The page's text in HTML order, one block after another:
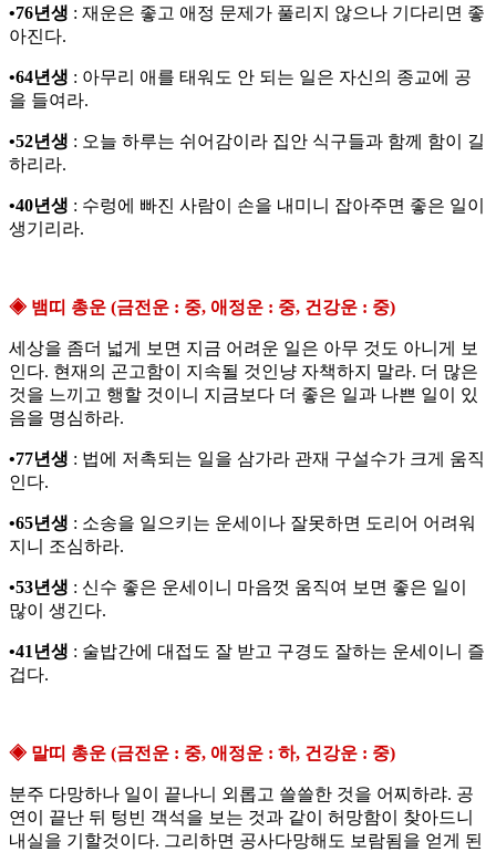
•76년생 : 재운은 좋고 애정 문제가 풀리지 않으나 기다리면 좋
아진다.
•64년생 : 아무리 애를 태워도 안 되는 일은 자신의 종교에 공
을 들여라.
•52년생 : 오늘 하루는 쉬어감이라 집안 식구들과 함께 함이 길
하리라.
•40년생 : 수렁에 빠진 사람이 손을 내미니 잡아주면 좋은 일이
생기리라.
◈ 뱀띠 총운 (금전운 : 중, 애정운 : 중, 건강운 : 중)
세상을 좀더 넓게 보면 지금 어려운 일은 아무 것도 아니게 보
인다. 현재의 곤고함이 지속될 것인냥 자책하지 말라. 더 많은
것을 느끼고 행할 것이니 지금보다 더 좋은 일과 나쁜 일이 있
음을 명심하라.
•77년생 : 법에 저촉되는 일을 삼가라 관재 구설수가 크게 움직
인다.
•65년생 : 소송을 일으키는 운세이나 잘못하면 도리어 어려워
지니 조심하라.
•53년생 : 신수 좋은 운세이니 마음껏 움직여 보면 좋은 일이
많이 생긴다.
•41년생 : 술밥간에 대접도 잘 받고 구경도 잘하는 운세이니 즐
겁다.
◈ 말띠 총운 (금전운 : 중, 애정운 : 하, 건강운 : 중)
분주 다망하나 일이 끝나니 외롭고 쓸쓸한 것을 어찌하랴. 공
연이 끝난 뒤 텅빈 객석을 보는 것과 같이 허망함이 찾아드니
내실을 기할것이다. 그리하면 공사다망해도 보람됨을 얻게 된